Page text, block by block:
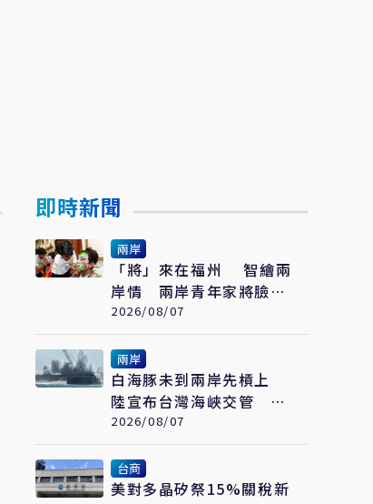
即時新聞
兩岸
「將」來在福州 智繪兩
岸情 兩岸青年家將臉譜
繪畫大賽在福州開幕
2026/08/07
兩岸
白海豚未到兩岸先槓上
陸宣布台灣海峽交管 陸
委會：不勞費心
2026/08/07
台商
美對多晶矽祭15%關稅新